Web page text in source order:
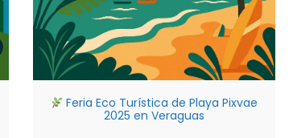
Feria Eco Turística de Playa Pixvae
2025 en Veraguas